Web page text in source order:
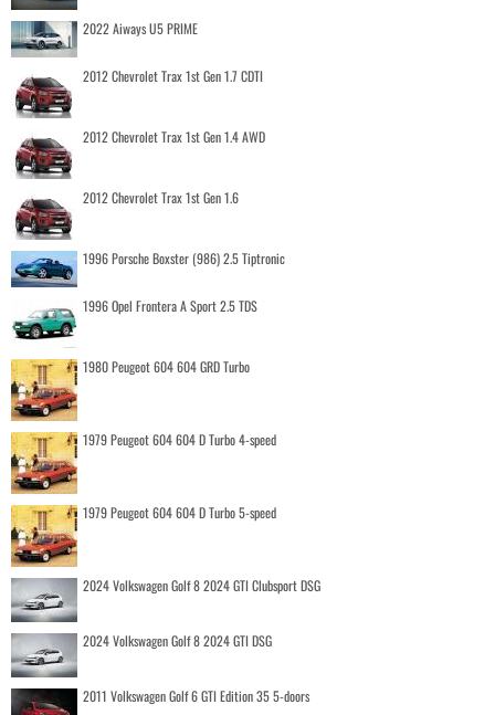
2022 Aiways U5 PRIME
2012 Chevrolet Trax 1st Gen 1.7 CDTI
2012 Chevrolet Trax 1st Gen 1.4 AWD
2012 Chevrolet Trax 1st Gen 1.6
1996 Porsche Boxster (986) 2.5 Tiptronic
1996 Opel Frontera A Sport 2.5 TDS
1980 Peugeot 604 604 GRD Turbo
1979 Peugeot 604 604 D Turbo 4-speed
1979 Peugeot 604 604 D Turbo 5-speed
2024 Volkswagen Golf 8 2024 GTI Clubsport DSG
2024 Volkswagen Golf 8 2024 GTI DSG
2011 Volkswagen Golf 6 GTI Edition 35 5-doors